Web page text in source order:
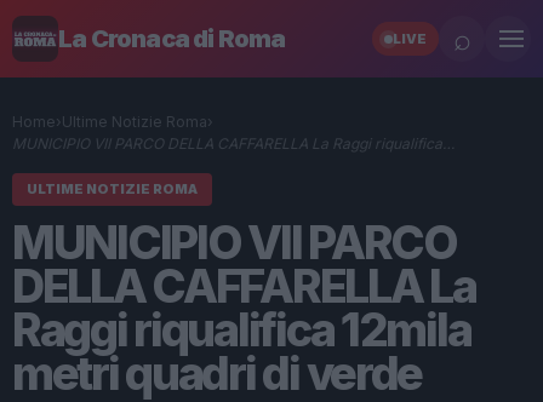
La Cronaca di Roma LIVE ⌕
Home› Ultime Notizie Roma›
MUNICIPIO VII PARCO DELLA CAFFARELLA La Raggi riqualifica…
ULTIME NOTIZIE ROMA
MUNICIPIO VII PARCO
DELLA CAFFARELLA La
Raggi riqualifica 12mila
metri quadri di verde